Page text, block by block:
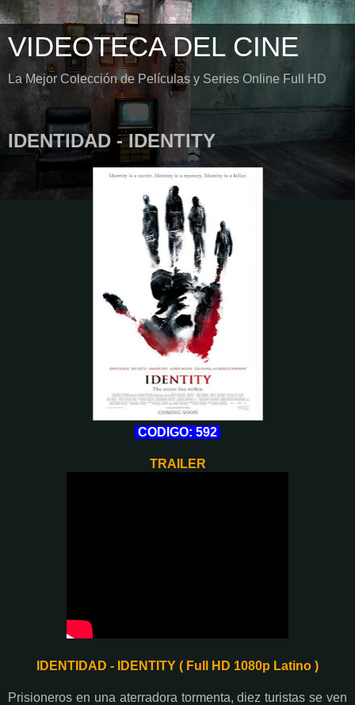
VIDEOTECA DEL CINE
La Mejor Colección de Películas y Series Online Full HD
IDENTIDAD - IDENTITY
CODIGO: 592
TRAILER
IDENTIDAD - IDENTITY ( Full HD 1080p Latino )
Prisioneros en una aterradora tormenta, diez turistas se ven